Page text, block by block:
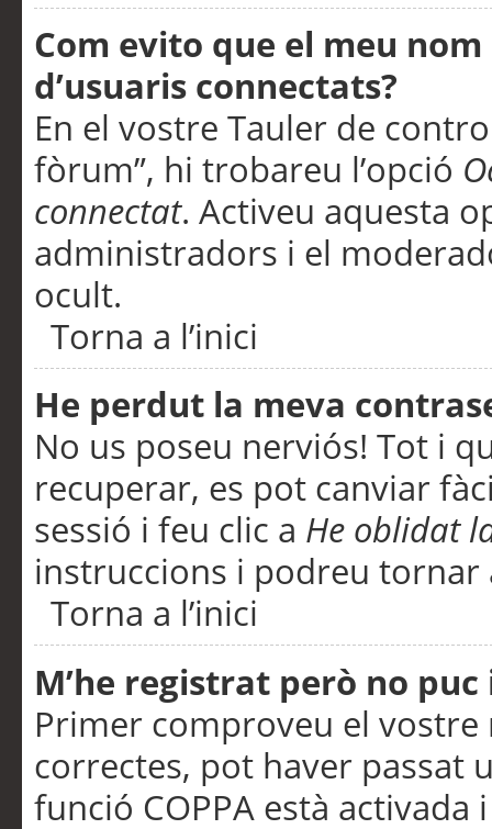
Com evito que el meu
d’usuaris connectats?
En el vostre Tauler de
fòrum”, hi trobareu l’opció
connectat. Activeu aquesta
administradors i el
ocult.
Torna a l’inici
He perdut la meva
No us poseu nerviós! Tot i
recuperar, es pot canviar
sessió i feu clic a He oblidat
instruccions i podreu tornar
Torna a l’inici
M’he registrat però no
Primer comproveu el vostre
correctes, pot haver passat
funció COPPA està